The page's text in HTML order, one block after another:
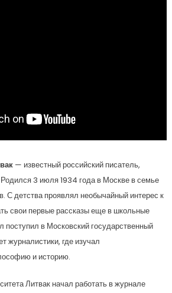
— известный российский писатель,
Родился 3 июля 1934 года в Москве в семье
С детства проявлял необычайный интерес к
свои первые рассказы еще в школьные
поступил в Московский государственный
журналистики, где изучал
и историю.
Литвак начал работать в журнале